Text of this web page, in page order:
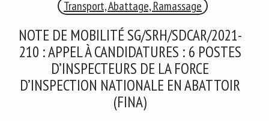
Transport, Abattage, Ramassage
NOTE DE MOBILITÉ SG/SRH/SDCAR/2021-
210 : APPEL À CANDIDATURES : 6 POSTES
D’INSPECTEURS DE LA FORCE
D’INSPECTION NATIONALE EN ABATTOIR
(FINA)
ANIMAL
Select language